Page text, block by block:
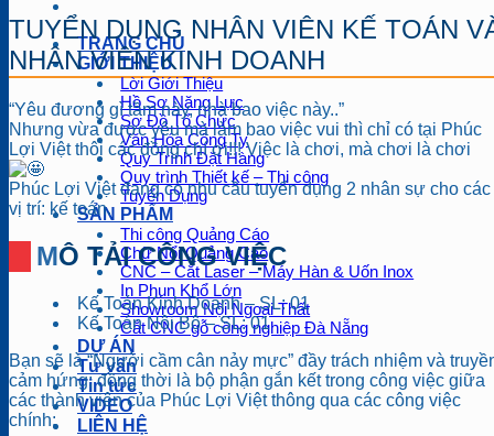
TRANG CHỦ
GIỚI THIỆU
Lời Giới Thiệu
Hồ Sơ Năng Lực
Sơ Đồ Tổ Chức
Văn Hóa Công Ty
Quy Trình Đặt Hàng
Quy trình Thiết kế – Thi công
Tuyển Dụng
SẢN PHẨM
Thi công Quảng Cáo
Chữ Nổi Quảng Cáo
CNC – Cắt Laser – Máy Hàn & Uốn Inox
In Phun Khổ Lớn
Showroom Nội Ngoại Thất
Cắt CNC gỗ công nghiệp Đà Nẵng
DỰ ÁN
Tư vấn
Tin tức
VIDEO
LIÊN HỆ
TUYỂN DỤNG NHÂN VIÊN KẾ TOÁN
NHÂN VIÊN KINH DOANH
“Yêu đương gì tầm này, nhà bao việc này..”
Nhưng vừa được yêu mà làm bao việc vui thì chỉ có tại Phúc
Lợi Việt thôi các đồng chí ơi!!! Việc là chơi, mà chơi là chơi
Phúc Lợi Việt đang có nhu cầu tuyển dụng 2 nhân sự cho các
vị trí: kế toán.
MÔ TẢI CÔNG VIỆC
Kế Toán Kinh Doanh – SL: 01
Kế Toán Nội Bộ – SL: 01
Bạn sẽ là “Người cầm cân nảy mực” đầy trách nhiệm và
cảm hứng; đồng thời là bộ phận gắn kết trong công việc giữa
các thành viên của Phúc Lợi Việt thông qua các công việc
chính: